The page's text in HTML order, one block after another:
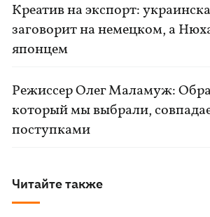
Креатив на экспорт:
заговорит на немецком, а
японцем
Режиссер Олег Маламуж:
который мы выбрали,
поступками
Читайте также